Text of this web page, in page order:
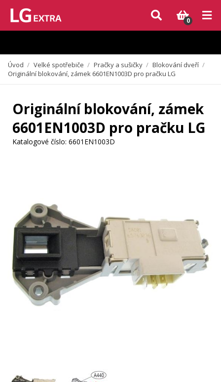
Vzhledem k aktuální situaci se může dodání dílů, které nejsou skladem,
zpozdit. Děkujeme za pochopení.
0
Úvod / Velké spotřebiče / Pračky a sušičky / Blokování dveří /
Originální blokování, zámek 6601EN1003D pro pračku LG
Originální blokování, zámek
6601EN1003D pro pračku LG
Katalogové číslo: 6601EN1003D